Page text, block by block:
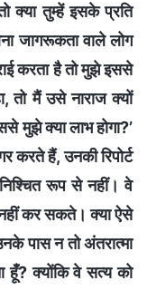
क्या तुम्हें इसके प्रति
जागरूकता वाले लोग
करता है तो मुझे इससे
तो मैं उसे नाराज क्यों
मुझे क्या लाभ होगा?’
करते हैं, उनकी रिपोर्ट
रूप से नहीं। वे
कर सकते। क्या ऐसे
पास न तो अंतरात्मा
हूँ? क्योंकि वे सत्य को